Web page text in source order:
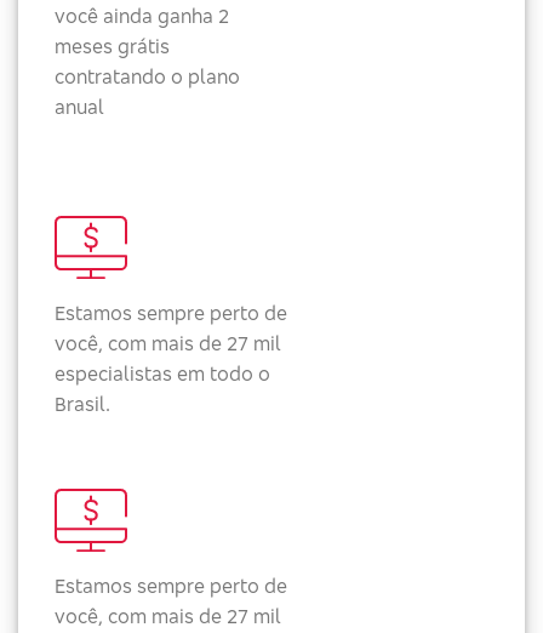
você ainda ganha 2
meses grátis
contratando o plano
anual
Estamos sempre perto de
você, com mais de 27 mil
especialistas em todo o
Brasil.
Estamos sempre perto de
você, com mais de 27 mil